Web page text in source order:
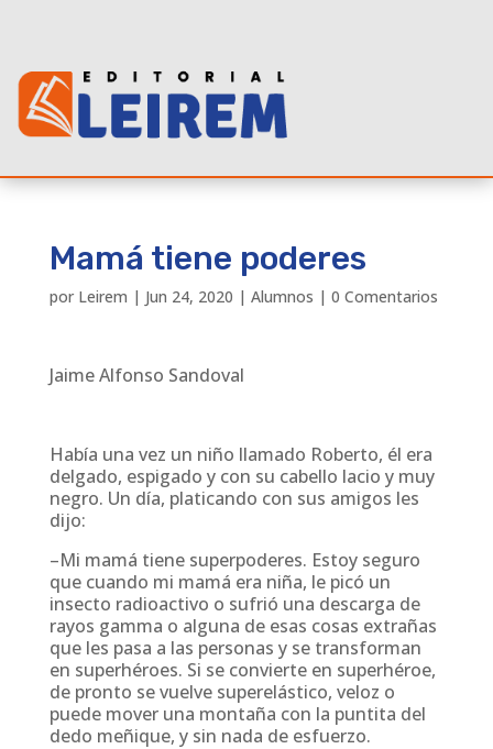
Mamá tiene poderes
por Leirem | Jun 24, 2020 | Alumnos | 0 Comentarios
Jaime Alfonso Sandoval
Había una vez un niño llamado Roberto, él era
delgado, espigado y con su cabello lacio y muy
negro. Un día, platicando con sus amigos les
dijo:
–Mi mamá tiene superpoderes. Estoy seguro
que cuando mi mamá era niña, le picó un
insecto radioactivo o sufrió una descarga de
rayos gamma o alguna de esas cosas extrañas
que les pasa a las personas y se transforman
en superhéroes. Si se convierte en superhéroe,
de pronto se vuelve superelástico, veloz o
puede mover una montaña con la puntita del
dedo meñique, y sin nada de esfuerzo.